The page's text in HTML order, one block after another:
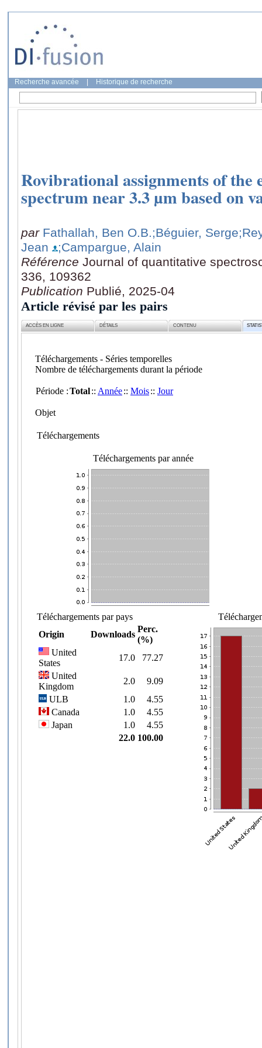
Recherche avancée Historique de recherche
Rovibrational assignments of the
spectrum near 3.3 µm based on
par Fathallah, Ben O.B.;Béguier, Serge
Jean
;Campargue, Alain
Référence Journal of quantitative
336, 109362
Publication Publié, 2025-04
Article révisé par les pairs
ACCÈS EN LIGNE DÉTAILS CONTENU